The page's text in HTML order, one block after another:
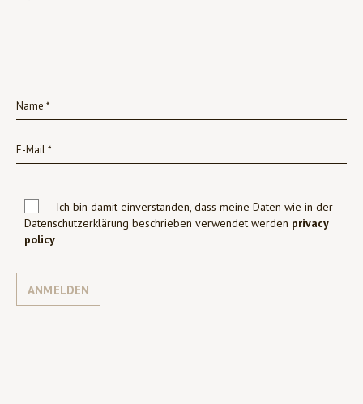
Ich bin damit einverstanden, dass meine Daten wie in der
Datenschutzerklärung beschrieben verwendet werden privacy
policy
ANMELDEN